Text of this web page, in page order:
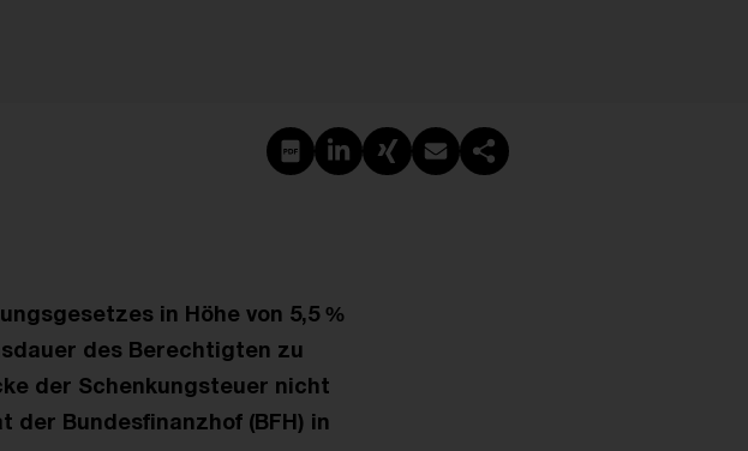
PDF erstellen
Auf LinkedIn teilen
Auf Xing teilen
Per E-Mail teilen
Link kopieren
in Höhe von 5,5 %
des Berechtigten zu
der Schenkungsteuer nicht
der Bundesfinanzhof (BFH) in